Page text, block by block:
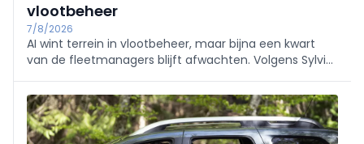
vlootbeheer
7/8/2026
AI wint terrein in vlootbeheer, maar bijna een kwart
van de fleetmanagers blijft afwachten. Volgens Sylvie
vertrouwen, ervaring en angst voor verandering
struikelblokken.